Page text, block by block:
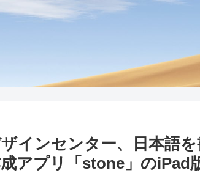
ザインセンター、日本語
アプリ「stone」のiPad